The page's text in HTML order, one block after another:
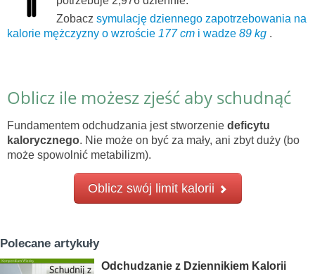
Zobacz symulację dziennego zapotrzebowania na
kalorie mężczyzny o wzroście 177 cm i wadze 89 kg .
Oblicz ile możesz zjeść aby schudnąć
Fundamentem odchudzania jest stworzenie deficytu
kalorycznego. Nie może on być za mały, ani zbyt duży (bo
może spowolnić metabilizm).
Oblicz swój limit kalorii
Polecane artykuły
Odchudzanie z Dziennikiem Kalorii